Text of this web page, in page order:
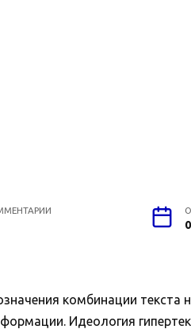
комбинации текста
Идеология